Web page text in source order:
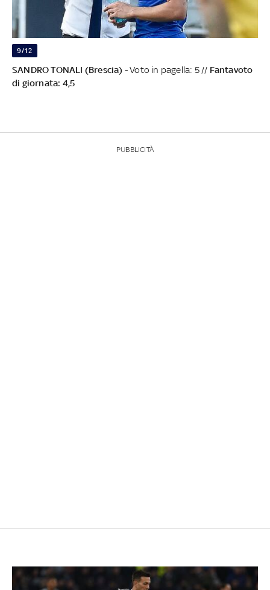
9/12
SANDRO TONALI (Brescia) - Voto in pagella: 5 // Fantavoto
di giornata: 4,5
PUBBLICITÀ